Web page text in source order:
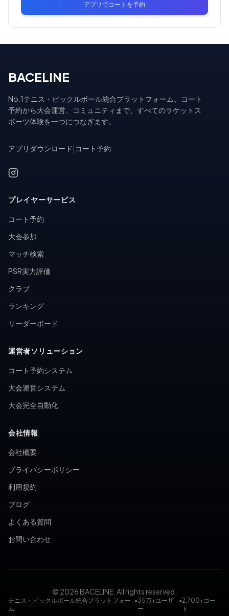
アプリでコートを予約
BACELINE
No.1テニス・ピックルボール統合プラットフォーム。コート
予約から大会運営、コミュニティまで、すべてのラケットス
ポーツ体験を一つにつなぎます。
アプリダウンロード コート予約
プレイヤーサービス
コート予約
大会参加
マッチ検索
PSR実力評価
クラブ
ランキング
リーダーボード
運営者ソリューション
コート予約システム
大会運営システム
大会完全自動化
会社情報
会社概要
プライバシーポリシー
利用規約
ブログ
よくある質問
お問い合わせ
© 2026 BACELINE. All rights reserved.
テニス・ピックルボール統合プラットフォー
ム
•35万+ユーザ
ー
•2,700+コー
ト